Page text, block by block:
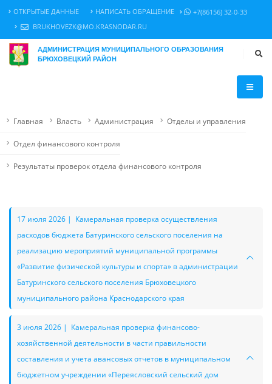
ОТКРЫТЫЕ ДАННЫЕ НАПИСАТЬ ОБРАЩЕНИЕ
+7(86156) 32-0-33
BRUKHOVEZK@MO.KRASNODAR.RU
АДМИНИСТРАЦИЯ МУНИЦИПАЛЬНОГО ОБРАЗОВАНИЯ
БРЮХОВЕЦКИЙ РАЙОН
Главная Власть Администрация Отделы и управления
Отдел финансового контроля
Результаты проверок отдела финансового контроля
17 июля 2026 | Камеральная проверка осуществления
расходов бюджета Батуринского сельского поселения на
реализацию мероприятий муниципальной программы
«Развитие физической культуры и спорта» в администрации
Батуринского сельского поселения Брюховецкого
муниципального района Краснодарского края
3 июля 2026 | Камеральная проверка финансово-
хозяйственной деятельности в части правильности
составления и учета авансовых отчетов в муниципальном
бюджетном учреждении «Переясловский сельский дом